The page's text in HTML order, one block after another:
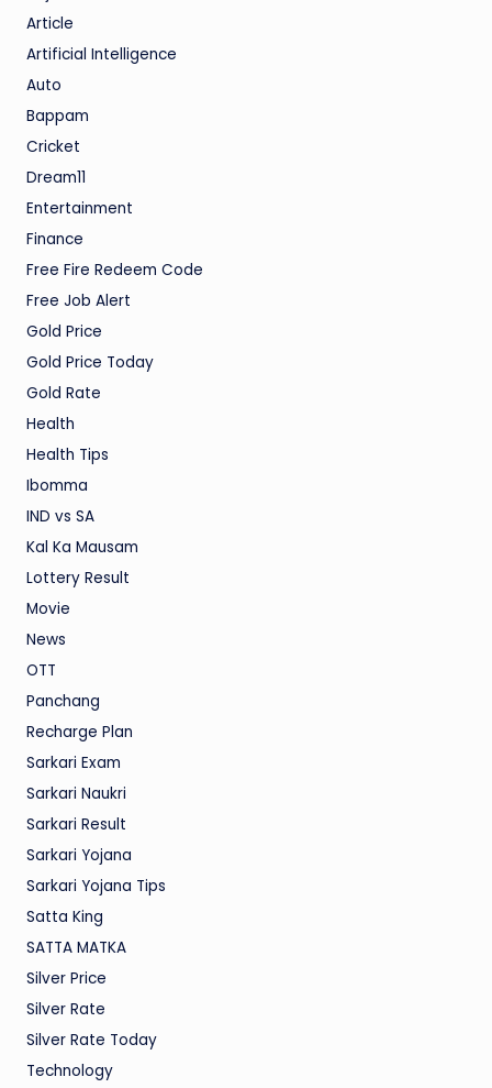
Article
Artificial Intelligence
Auto
Bappam
Cricket
Dream11
Entertainment
Finance
Free Fire Redeem Code
Free Job Alert
Gold Price
Gold Price Today
Gold Rate
Health
Health Tips
Ibomma
IND vs SA
Kal Ka Mausam
Lottery Result
Movie
News
OTT
Panchang
Recharge Plan
Sarkari Exam
Sarkari Naukri
Sarkari Result
Sarkari Yojana
Sarkari Yojana Tips
Satta King
SATTA MATKA
Silver Price
Silver Rate
Silver Rate Today
Technology